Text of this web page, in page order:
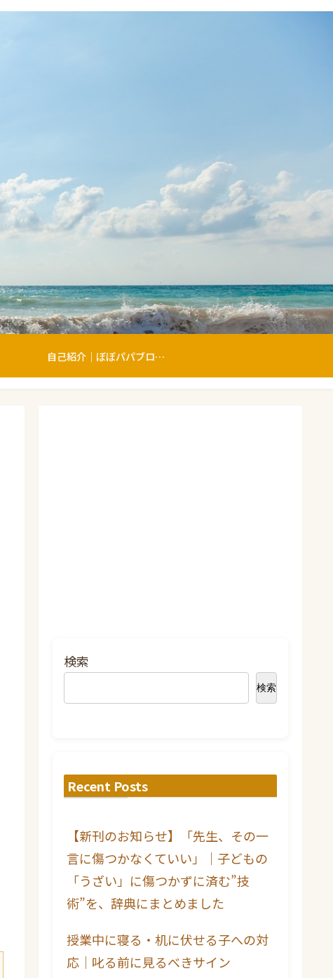
自己紹介｜ぼぼパパブログへようこそ
検索
検索
Recent Posts
【新刊のお知らせ】「先生、その一
言に傷つかなくていい」｜子どもの
「うざい」に傷つかずに済む”技
術”を、辞典にまとめました
授業中に寝る・机に伏せる子への対
応｜叱る前に見るべきサイン